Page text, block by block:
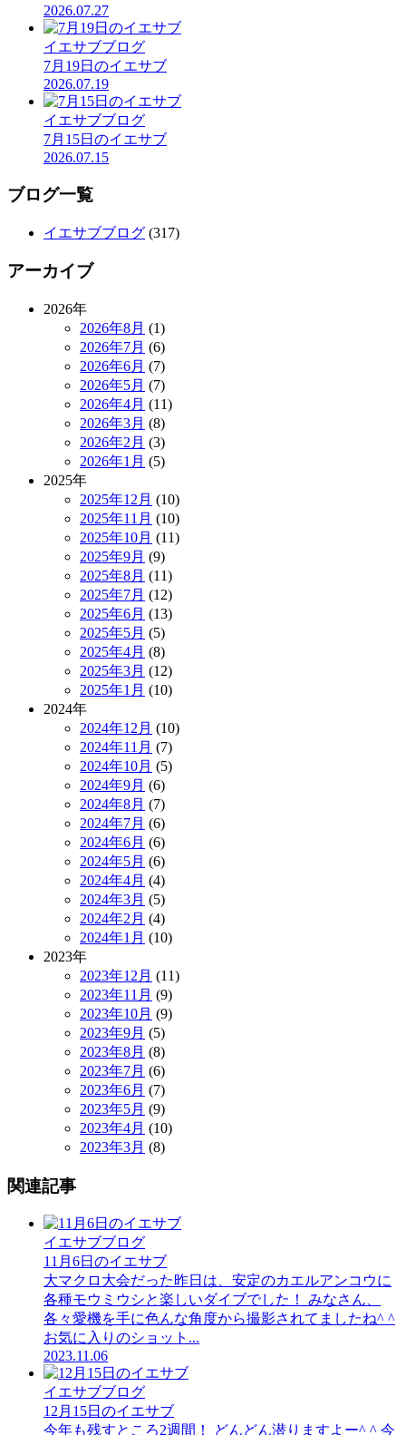
2026.07.27
イエサブブログ
7月19日のイエサブ
2026.07.19
イエサブブログ
7月15日のイエサブ
2026.07.15
ブログ一覧
イエサブブログ (317)
アーカイブ
2026年
2026年8月 (1)
2026年7月 (6)
2026年6月 (7)
2026年5月 (7)
2026年4月 (11)
2026年3月 (8)
2026年2月 (3)
2026年1月 (5)
2025年
2025年12月 (10)
2025年11月 (10)
2025年10月 (11)
2025年9月 (9)
2025年8月 (11)
2025年7月 (12)
2025年6月 (13)
2025年5月 (5)
2025年4月 (8)
2025年3月 (12)
2025年1月 (10)
2024年
2024年12月 (10)
2024年11月 (7)
2024年10月 (5)
2024年9月 (6)
2024年8月 (7)
2024年7月 (6)
2024年6月 (6)
2024年5月 (6)
2024年4月 (4)
2024年3月 (5)
2024年2月 (4)
2024年1月 (10)
2023年
2023年12月 (11)
2023年11月 (9)
2023年10月 (9)
2023年9月 (5)
2023年8月 (8)
2023年7月 (6)
2023年6月 (7)
2023年5月 (9)
2023年4月 (10)
2023年3月 (8)
関連記事
イエサブブログ
11月6日のイエサブ
大マクロ大会だった昨日は、安定のカエルアンコウに
各種モウミウシと楽しいダイブでした！ みなさん、
各々愛機を手に色んな角度から撮影されてましたね^ ^
お気に入りのショット...
2023.11.06
イエサブブログ
12月15日のイエサブ
今年も残すところ2週間！ どんどん潜りますよー^ ^ 今